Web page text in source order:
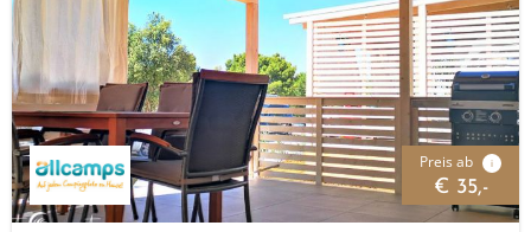
Preis ab i
€ 35,-